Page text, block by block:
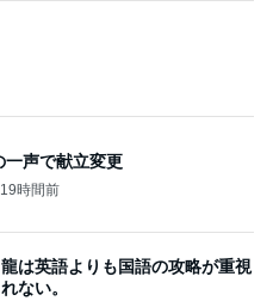
一声で献立変更
19時間前
は英語よりも国語の攻略が重視
ない。